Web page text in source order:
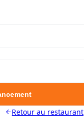
Retour au restaurant